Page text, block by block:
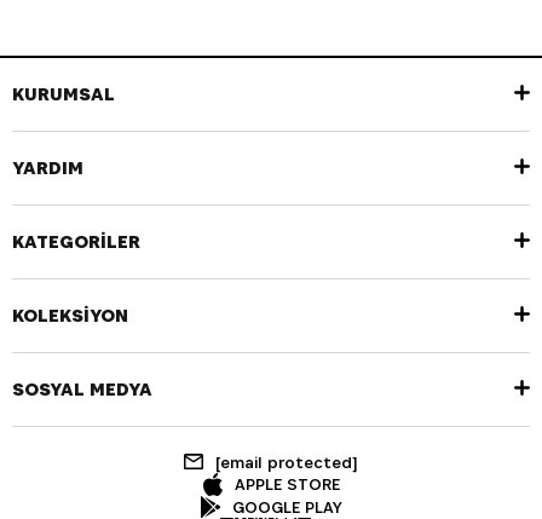
KURUMSAL
YARDIM
KATEGORİLER
KOLEKSİYON
SOSYAL MEDYA
[email protected]
APPLE STORE
GOOGLE PLAY